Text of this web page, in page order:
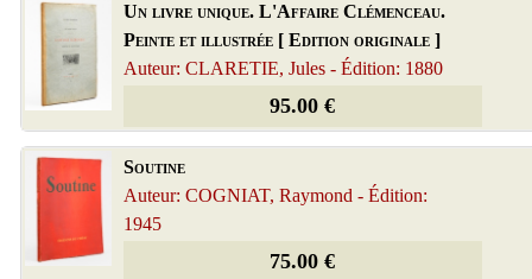
Un livre unique. L'Affaire Clémenceau.
Peinte et illustrée [ Edition originale ]
Auteur: CLARETIE, Jules - Édition: 1880
95.00 €
Soutine
Auteur: COGNIAT, Raymond - Édition:
1945
75.00 €